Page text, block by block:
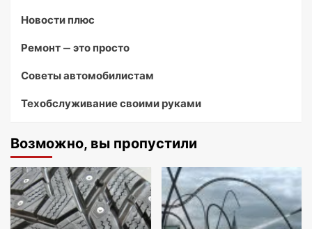
Новости плюс
Ремонт — это просто
Советы автомобилистам
Техобслуживание своими руками
Возможно, вы пропустили